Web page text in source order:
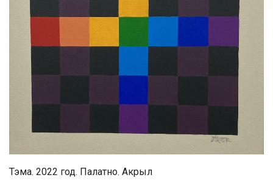
Тэма. 2022 год. Палатно. Акрыл